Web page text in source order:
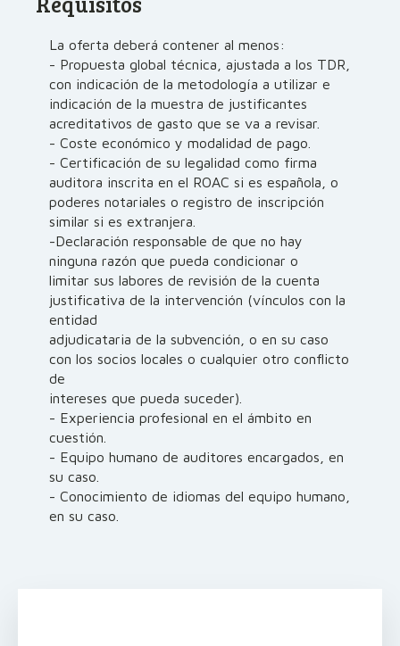
La oferta deberá contener al menos:
- Propuesta global técnica, ajustada a los TDR,
con indicación de la metodología a utilizar e
indicación de la muestra de justificantes
acreditativos de gasto que se va a revisar.
- Coste económico y modalidad de pago.
- Certificación de su legalidad como firma
auditora inscrita en el ROAC si es española, o
poderes notariales o registro de inscripción
similar si es extranjera.
-Declaración responsable de que no hay
ninguna razón que pueda condicionar o
limitar sus labores de revisión de la cuenta
justificativa de la intervención (vínculos con la
entidad
adjudicataria de la subvención, o en su caso
con los socios locales o cualquier otro conflicto
de
intereses que pueda suceder).
- Experiencia profesional en el ámbito en
cuestión.
- Equipo humano de auditores encargados, en
su caso.
- Conocimiento de idiomas del equipo humano,
en su caso.